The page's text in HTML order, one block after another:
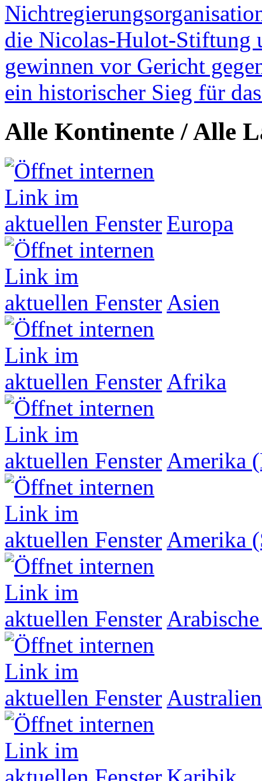
die Nicolas-Hulot-Stiftung
gewinnen vor Gericht
ein historischer Sieg für
Alle Kontinente / Alle
Europa
Asien
Afrika
Amerika
Amerika
Australien